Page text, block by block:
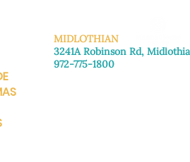
MIDLOTHIAN
3241A Robinson Rd,
972-775-1800